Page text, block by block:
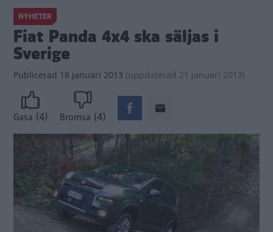
NYHETER
Fiat Panda 4x4 ska säljas i
Sverige
Publicerad 18 januari 2013 (uppdaterad 21 januari 2013)
Gasa (4) Bromsa (4)